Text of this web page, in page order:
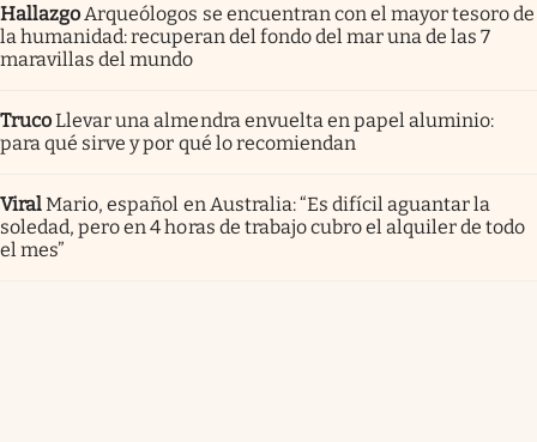
Hallazgo Arqueólogos se encuentran con el mayor tesoro de
la humanidad: recuperan del fondo del mar una de las 7
maravillas del mundo
TrucoLlevar una almendra envuelta en papel aluminio:
para qué sirve y por qué lo recomiendan
ViralMario, español en Australia: “Es difícil aguantar la
soledad, pero en 4 horas de trabajo cubro el alquiler de todo
el mes”